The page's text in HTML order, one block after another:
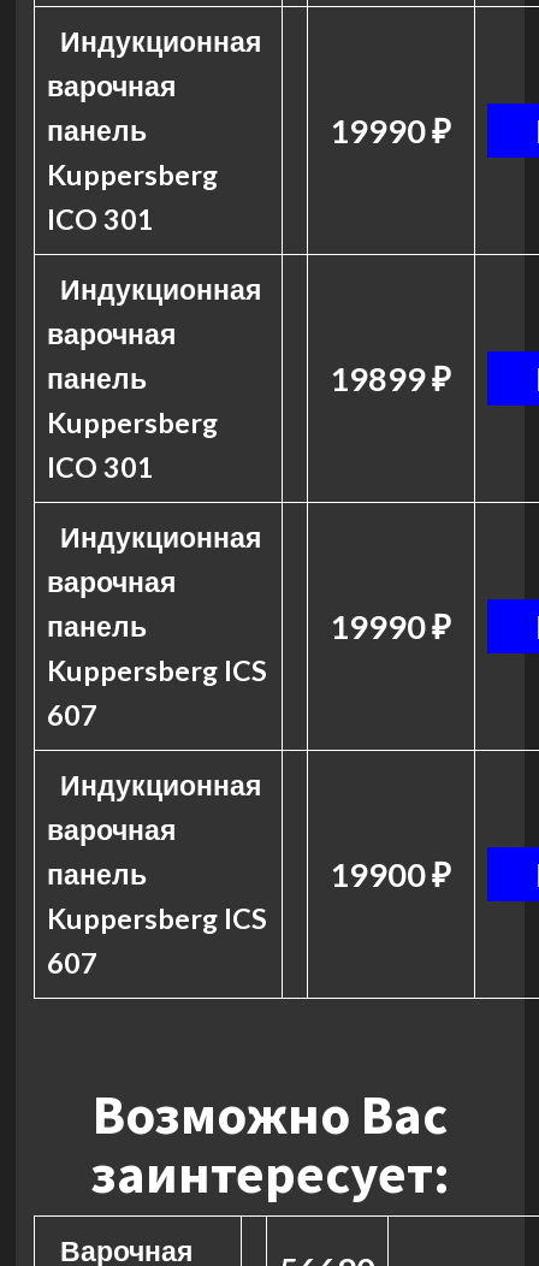
Индукционная
варочная
панель
Kuppersberg
ICO 301
19990 ₽
Индукционная
варочная
панель
Kuppersberg
ICO 301
19899 ₽
Индукционная
варочная
панель
Kuppersberg ICS
607
19990 ₽
Индукционная
варочная
панель
Kuppersberg ICS
607
19900 ₽
Возможно Вас
заинтересует:
Варочная